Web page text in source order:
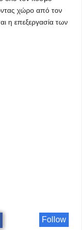
χώρο από τον
η επεξεργασία των
Follow